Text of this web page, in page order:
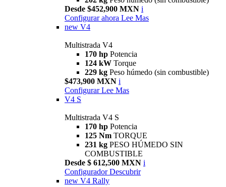
Desde $452,900 MXN i
Configurar ahora Lee Mas
new V4
Multistrada V4
170 hp Potencia
124 kW Torque
229 kg Peso húmedo (sin combustible)
$473,900 MXN i
Configurar Lee Mas
V4 S
Multistrada V4 S
170 hp Potencia
125 Nm TORQUE
231 kg PESO HÚMEDO SIN
COMBUSTIBLE
Desde $ 612,500 MXN i
Configurador Descubrir
new V4 Rally